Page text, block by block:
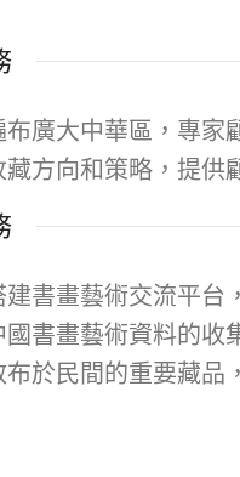
廣大中華區，專家
方向和策略，提供
建書畫藝術交流平
書畫藝術資料的
於民間的重要藏